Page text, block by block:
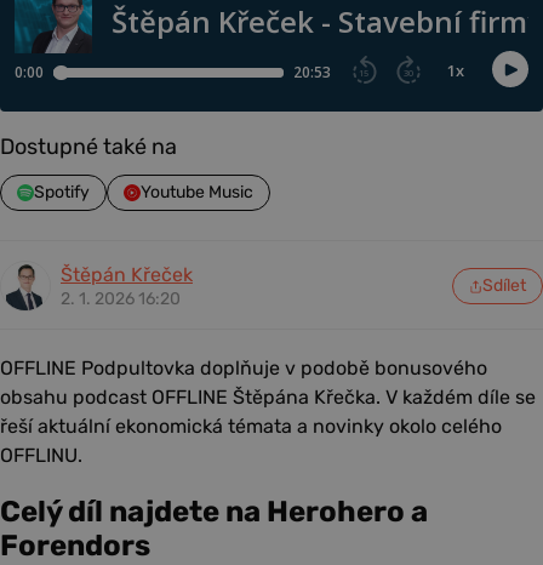
Dostupné také na
Spotify Youtube Music
Štěpán Křeček
2. 1. 2026 16:20
Sdílet
OFFLINE Podpultovka doplňuje v podobě bonusového
obsahu podcast OFFLINE Štěpána Křečka. V každém díle se
řeší aktuální ekonomická témata a novinky okolo celého
OFFLINU.
Celý díl najdete na Herohero a
Forendors